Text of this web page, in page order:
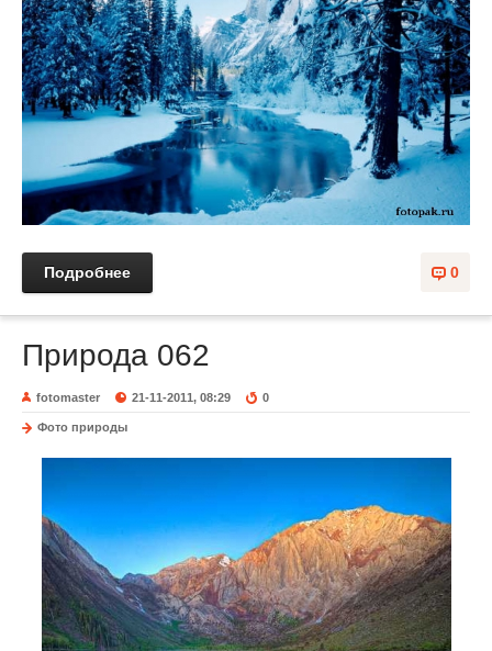
0
Подробнее
Природа 062
fotomaster 21-11-2011, 08:29 0
Фото природы